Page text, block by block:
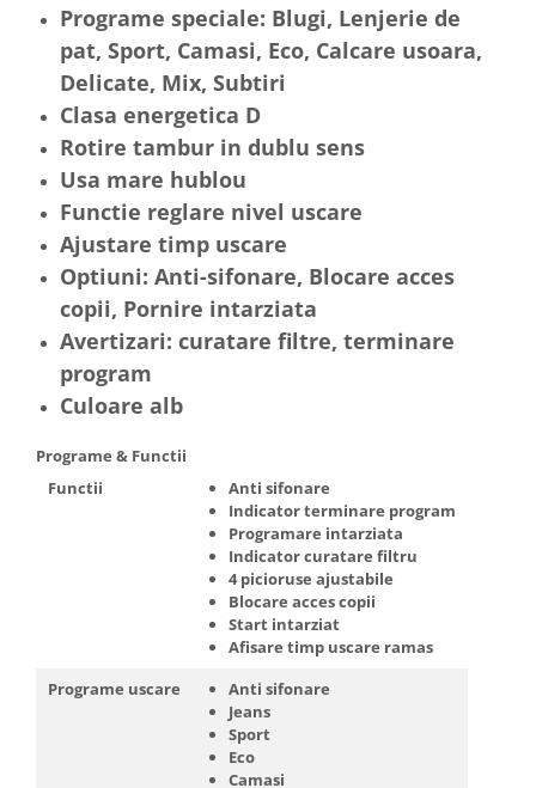
Truse de scule
Truse de lipit PPR
Ventuze cu brate pentru transport
Vibratoare beton
Masini de spalat rufe cu uscator
Uscatoare de rufe
Masini de facut paine
Pachete electrocasnice
incorporabile
Seturi oale
SANDWICH MAKER
Storcatoare de fructe
Televizoare
Programe speciale: Blugi, Lenjerie de
pat, Sport, Camasi, Eco, Calcare usoara,
Delicate, Mix, Subtiri
Clasa energetica D
Rotire tambur in dublu sens
Usa mare hublou
Functie reglare nivel uscare
Ajustare timp uscare
Optiuni: Anti-sifonare, Blocare acces
copii, Pornire intarziata
Avertizari: curatare filtre, terminare
program
Culoare alb
Programe & Functii
Functii
Anti sifonare
Indicator terminare program
Programare intarziata
Indicator curatare filtru
4 picioruse ajustabile
Blocare acces copii
Start intarziat
Afisare timp uscare ramas
Programe uscare
Anti sifonare
Jeans
Sport
Eco
Camasi